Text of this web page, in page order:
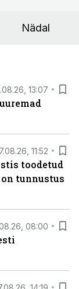
Nädal
13:07
11:52
toodetud
tunnustus
08:00